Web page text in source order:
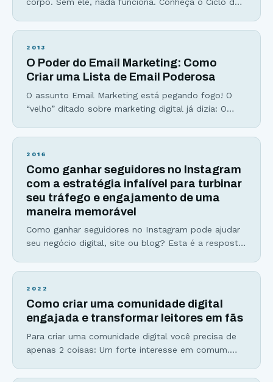
dias, horas, minutos e segundos de sua vida
e fixa sua atenção nas
2013
O Poder do Email Marketing: Como
Criar uma Lista de Email Poderosa
O assunto Email Marketing está pegando fogo! O
“velho” ditado sobre marketing digital já dizia: O
você não captura emails para a sua lista de email,
do
2016
Como ganhar seguidores no Instagram
com a estratégia infalível para turbinar
seu tráfego e engajamento de uma
maneira memorável
Como ganhar seguidores no Instagram pode ajudar
seu negócio digital, site ou blog? Esta é a resposta
querendo descobrir! Muito por que os números do
de usuários, passando à frente do Twitter. As
2022
Como criar uma comunidade digital
engajada e transformar leitores em fãs
Para criar uma comunidade digital você precisa de
apenas 2 coisas: Um forte interesse em comum.
do líder para seus seguidores, dos seguidores para